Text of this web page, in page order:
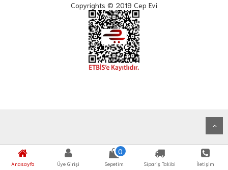
Anasayfa Üye Girişi
0
Sepetim Sipariş Takibi İletişim
Copyrights © 2019 Cep Evi